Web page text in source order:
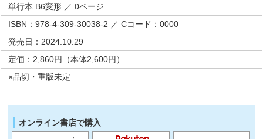
単行本 B6変形 ／ 0ページ
ISBN：978-4-309-30038-2 ／ Cコード：0000
発売日：2024.10.29
定価：2,860円（本体2,600円）
×品切・重版未定
オンライン書店で購入